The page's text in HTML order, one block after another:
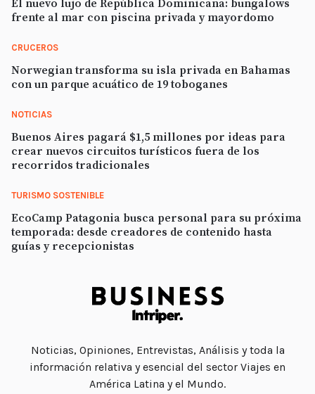
Noticias, Opiniones, Entrevistas, Análisis y toda la
información relativa y esencial del sector Viajes en
América Latina y el Mundo.
El nuevo lujo de República Dominicana: bungalows
frente al mar con piscina privada y mayordomo
CRUCEROS
Norwegian transforma su isla privada en Bahamas
con un parque acuático de 19 toboganes
NOTICIAS
Buenos Aires pagará $1,5 millones por ideas para
crear nuevos circuitos turísticos fuera de los
recorridos tradicionales
TURISMO SOSTENIBLE
EcoCamp Patagonia busca personal para su próxima
temporada: desde creadores de contenido hasta
guías y recepcionistas